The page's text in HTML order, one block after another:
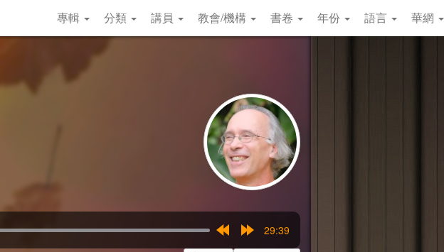
專輯 分類 講員 教會/機構 書卷 年份 語言 華網
29:39